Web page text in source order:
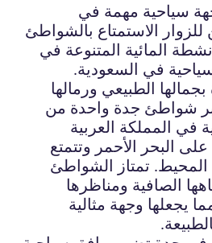
سياحية مهمة في
الاستمتاع بالشواطئ
المائية المتنوعة في
في السعودية.
الطبيعي ورمالها
شواطئ جدة واحدة من
في المملكة العربية
البحر الأحمر وتتمتع
المحيط. تمتاز الشواطئ
الصافية ومناظرها
يجعلها وجهة مثالية